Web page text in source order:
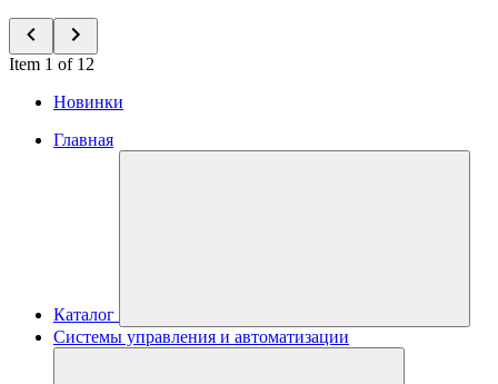
Item 1 of 12
Новинки
Главная
Каталог
Системы управления и автоматизации